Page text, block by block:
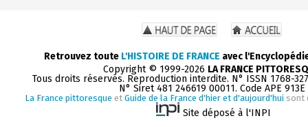
Retrouvez toute L'HISTOIRE DE FRANCE avec
Copyright © 1999-2026 LA FRANCE
Tous droits réservés. Reproduction interdite. N° ISSN 1768-
N° Siret 481 246619 00011. Code APE 913E
La France pittoresque et Guide de la France d'hier et d'aujourd'hui sont
Site déposé à l'INPI